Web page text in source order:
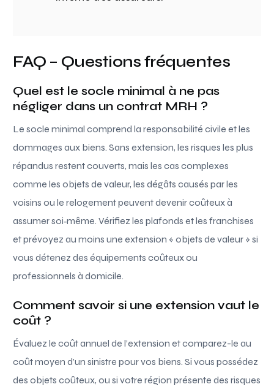
FAQ – Questions fréquentes
Quel est le socle minimal à ne pas
négliger dans un contrat MRH ?
Le socle minimal comprend la responsabilité civile et les
dommages aux biens. Sans extension, les risques les plus
répandus restent couverts, mais les cas complexes
comme les objets de valeur, les dégâts causés par les
voisins ou le relogement peuvent devenir coûteux à
assumer soi‑même. Vérifiez les plafonds et les franchises
et prévoyez au moins une extension « objets de valeur » si
vous détenez des équipements coûteux ou
professionnels à domicile.
Comment savoir si une extension vaut le
coût ?
Évaluez le coût annuel de l’extension et comparez-le au
coût moyen d’un sinistre pour vos biens. Si vous possédez
des objets coûteux, ou si votre région présente des risques